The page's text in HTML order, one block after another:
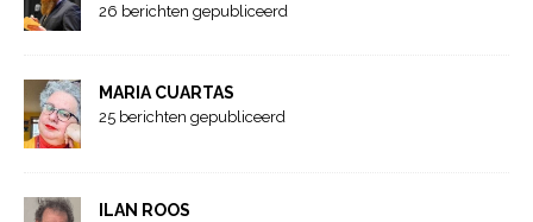
26 berichten gepubliceerd
MARIA CUARTAS
25 berichten gepubliceerd
ILAN ROOS